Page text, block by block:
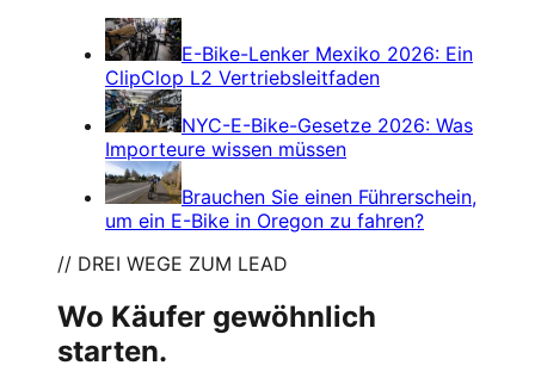
E-Bike-Lenker Mexiko 2026: Ein
ClipClop L2 Vertriebsleitfaden
NYC-E-Bike-Gesetze 2026: Was
Importeure wissen müssen
Brauchen Sie einen Führerschein,
um ein E-Bike in Oregon zu fahren?
// DREI WEGE ZUM LEAD
Wo Käufer gewöhnlich
starten.